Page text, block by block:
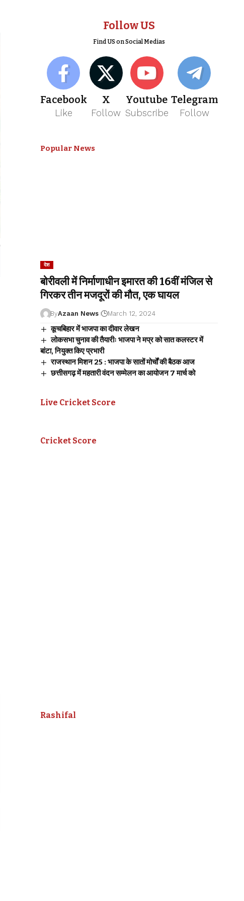
Follow US
Find US on Social Medias
Facebook
Like
X
Follow
Youtube
Subscribe
Telegram
Follow
Popular News
देश
बोरीवली में निर्माणाधीन इमारत की 16वीं मंजिल से
गिरकर तीन मजदूरों की मौत, एक घायल
ByAzaan News March 12, 2024
कूचबिहार में भाजपा का दीवार लेखन
लोकसभा चुनाव की तैयारीः भाजपा ने मप्र को सात कलस्टर में
बांटा, नियुक्त किए प्रभारी
राजस्थान मिशन 25 : भाजपा के सातों मोर्चों की बैठक आज
छत्तीसगढ़ में महतारी वंदन सम्मेलन का आयोजन 7 मार्च को
Live Cricket Score
Cricket Score
Rashifal